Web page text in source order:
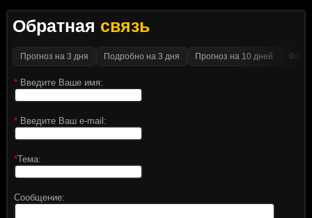
Обратная связь
Прогноз на 3 дня Подробно на 3 дня Прогноз на 10 дней
*Введите Ваше имя:
*Введите Ваш e-mail:
*Тема:
Сообщение: